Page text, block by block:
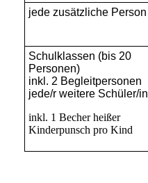
jede zusätzliche Person
Schulklassen (bis 20
Personen)
inkl. 2 Begleitpersonen
jede/r weitere Schüler/in
inkl. 1 Becher heißer
Kinderpunsch pro Kind